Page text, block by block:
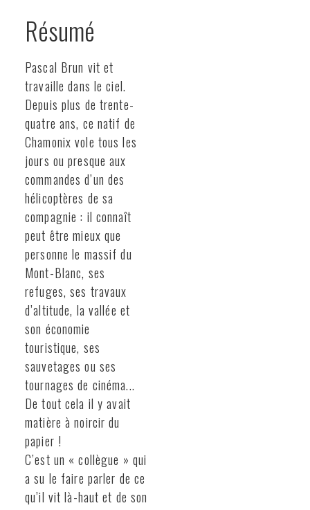
Résumé
Pascal Brun vit et
travaille dans le ciel.
Depuis plus de trente-
quatre ans, ce natif de
Chamonix vole tous les
jours ou presque aux
commandes d’un des
hélicoptères de sa
compagnie : il connaît
peut être mieux que
personne le massif du
Mont-Blanc, ses
refuges, ses travaux
d’altitude, la vallée et
son économie
touristique, ses
sauvetages ou ses
tournages de cinéma...
De tout cela il y avait
matière à noircir du
papier !
C’est un « collègue » qui
a su le faire parler de ce
qu’il vit là-haut et de son